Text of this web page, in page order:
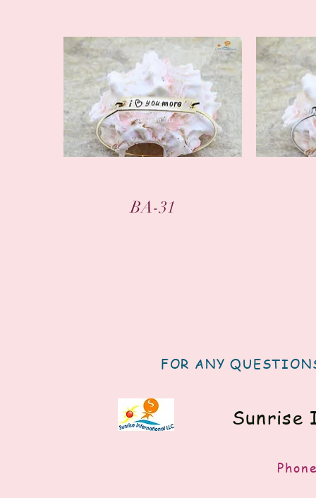
クイックビュー
BA-31
FOR ANY
Sunrise